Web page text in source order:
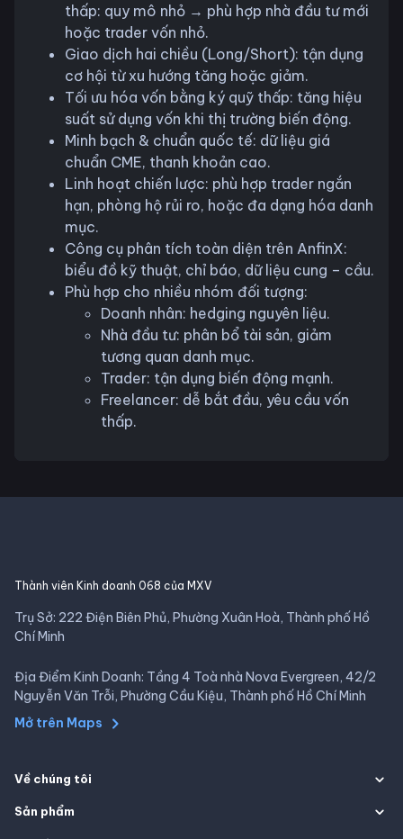
thấp: quy mô nhỏ → phù hợp nhà đầu tư mới
hoặc trader vốn nhỏ.
Giao dịch hai chiều (Long/Short): tận dụng
cơ hội từ xu hướng tăng hoặc giảm.
Tối ưu hóa vốn bằng ký quỹ thấp: tăng hiệu
suất sử dụng vốn khi thị trường biến động.
Minh bạch & chuẩn quốc tế: dữ liệu giá
chuẩn CME, thanh khoản cao.
Linh hoạt chiến lược: phù hợp trader ngắn
hạn, phòng hộ rủi ro, hoặc đa dạng hóa danh
mục.
Công cụ phân tích toàn diện trên AnfinX:
biểu đồ kỹ thuật, chỉ báo, dữ liệu cung – cầu.
Phù hợp cho nhiều nhóm đối tượng:
Doanh nhân: hedging nguyên liệu.
Nhà đầu tư: phân bổ tài sản, giảm
tương quan danh mục.
Trader: tận dụng biến động mạnh.
Freelancer: dễ bắt đầu, yêu cầu vốn
thấp.
Thành viên Kinh doanh 068 của MXV
Trụ Sở: 222 Điện Biên Phủ, Phường Xuân Hoà, Thành phố Hồ
Chí Minh
Địa Điểm Kinh Doanh: Tầng 4 Toà nhà Nova Evergreen, 42/2
Nguyễn Văn Trỗi, Phường Cầu Kiệu, Thành phố Hồ Chí Minh
Mở trên Maps
Về chúng tôi
Sản phẩm